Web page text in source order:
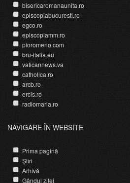
bisericaromanaunita.ro
episcopiabucuresti.ro
egco.ro
episcopiamm.ro
pioromeno.com
bru-italia.eu
vaticannews.va
catholica.ro
arcb.ro
ercis.ro
radiomaria.ro
NAVIGARE ÎN WEBSITE
Prima pagină
Știri
Arhivă
Gândul zilei